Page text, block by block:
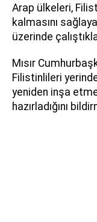
Arap ülkeleri,
kalmasını
üzerinde
Mısır
Filistinlileri
yeniden inşa
hazırladığını